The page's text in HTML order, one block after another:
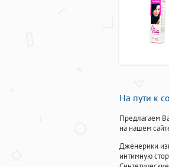
На пути к
Предлагаем
на нашем
Дженерики
интимную